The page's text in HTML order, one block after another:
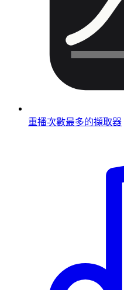
重播次數最多的擷取器